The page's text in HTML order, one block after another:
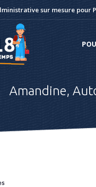
sur mesure pour
Amandine,